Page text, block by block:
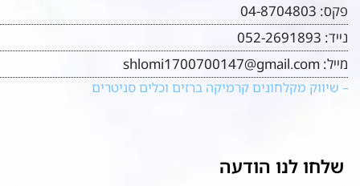
פקס: 04-8704803
נייד: 052-2691893
מייל: shlomi1700700147@gmail.com
– שיווק מקלחונים קרמיקה ברזים וכלים סניטרים
שלחו לנו הודעה